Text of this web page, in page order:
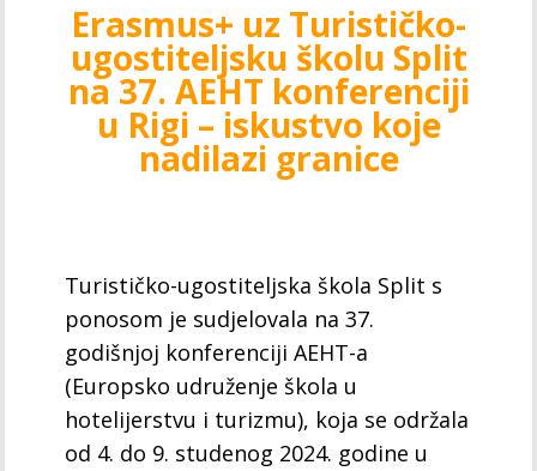
Erasmus+ uz Turističko-
ugostiteljsku školu Split
na 37. AEHT konferenciji
u Rigi – iskustvo koje
nadilazi granice
Turističko-ugostiteljska škola Split s
ponosom je sudjelovala na 37.
godišnjoj konferenciji AEHT-a
(Europsko udruženje škola u
hotelijerstvu i turizmu), koja se održala
od 4. do 9. studenog 2024. godine u